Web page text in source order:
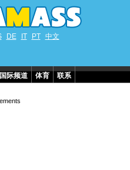
DE IT PT 中文
国际频道 体育 联系